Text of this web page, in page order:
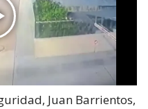
Juan Barrientos,